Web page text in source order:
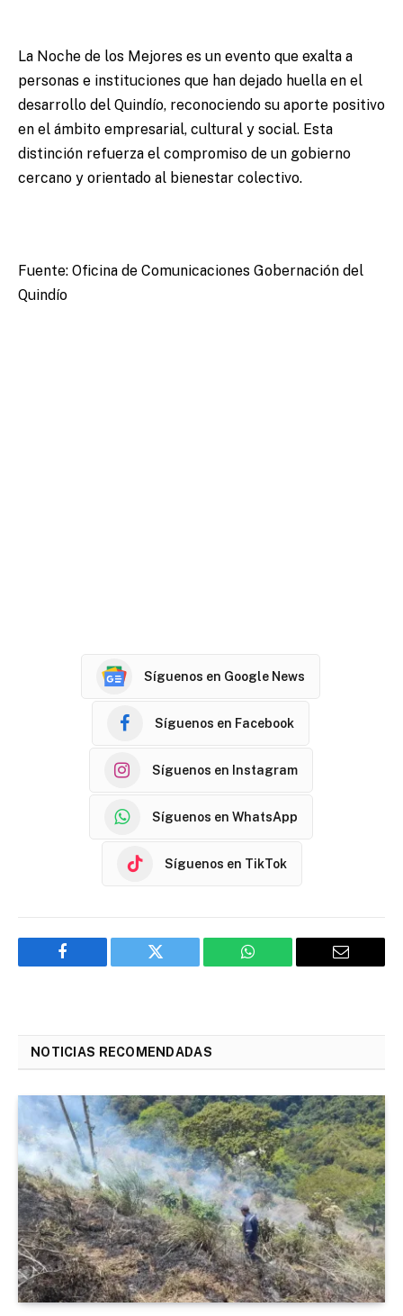
La Noche de los Mejores es un evento que exalta a
personas e instituciones que han dejado huella en el
desarrollo del Quindío, reconociendo su aporte positivo
en el ámbito empresarial, cultural y social. Esta
distinción refuerza el compromiso de un gobierno
cercano y orientado al bienestar colectivo.
Fuente: Oficina de Comunicaciones Gobernación del
Quindío
Síguenos en Google News
Síguenos en Facebook
Síguenos en Instagram
Síguenos en WhatsApp
Síguenos en TikTok
Facebook Twitter WhatsApp Email
NOTICIAS RECOMENDADAS